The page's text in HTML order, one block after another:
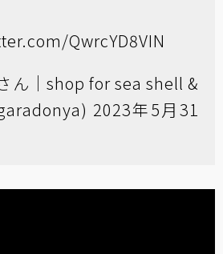
QwrcYD8VIN
ん｜shop for sea shell &
2023年5月31